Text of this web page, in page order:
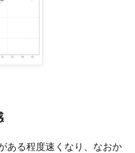
ある程度速くなり、なおか